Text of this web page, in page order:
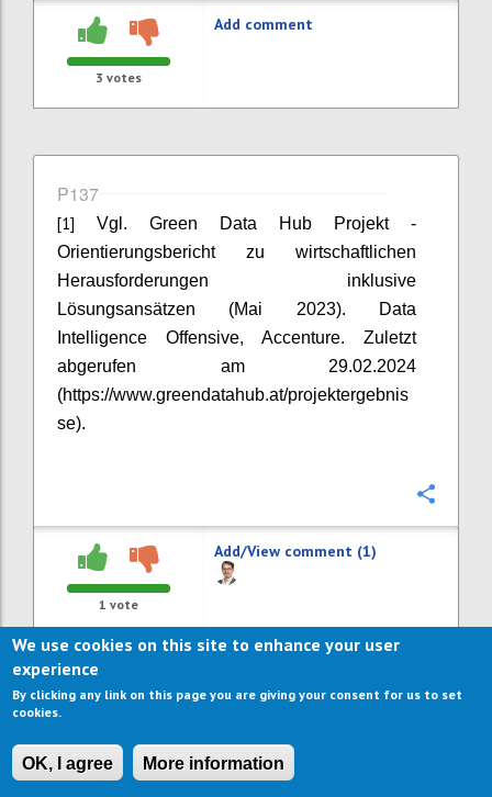
3 votes
Add comment
P137
[1] Vgl. Green Data Hub Projekt -
Orientierungsbericht zu wirtschaftlichen
Herausforderungen inklusive
Lösungsansätzen (Mai 2023). Data
Intelligence Offensive, Accenture. Zuletzt
abgerufen am 29.02.2024
(https://www.greendatahub.at/projektergebnis
se).
1 vote
Add/View comment (1)
We use cookies on this site to enhance your user
experience
By clicking any link on this page you are giving your consent for us to set
cookies.
OK, I agree More information